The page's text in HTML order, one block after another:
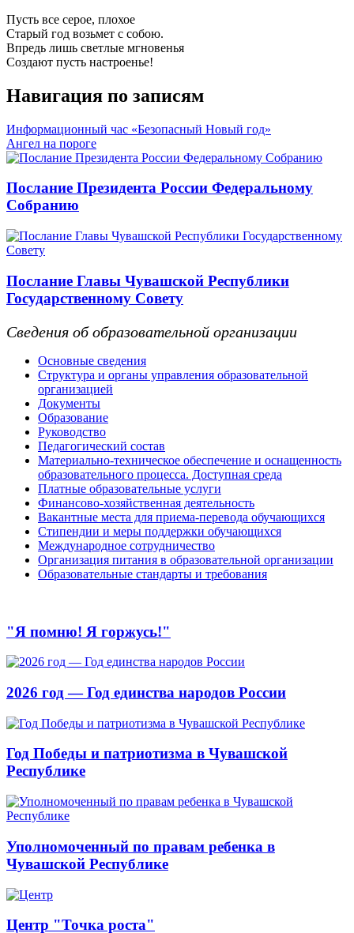
Пусть все серое, плохое
Старый год возьмет с собою.
Впредь лишь светлые мгновенья
Создают пусть настроенье!
Навигация по записям
Информационный час «Безопасный Новый год»
Ангел на пороге
Послание Президента России Федеральному
Собранию
Послание Главы Чувашской Республики
Государственному Совету
Сведения об образовательной организации
Основные сведения
Структура и органы управления образовательной
организацией
Документы
Образование
Руководство
Педагогический состав
Материально-техническое обеспечение и оснащенность
образовательного процесса. Доступная среда
Платные образовательные услуги
Финансово-хозяйственная деятельность
Вакантные места для приема-перевода обучающихся
Стипендии и меры поддержки обучающихся
Международное сотрудничество
Организация питания в образовательной организации
Образовательные стандарты и требования
"Я помню! Я горжусь!"
2026 год — Год единства народов России
Год Победы и патриотизма в Чувашской
Республике
Уполномоченный по правам ребенка в
Чувашской Республике
Центр "Точка роста"